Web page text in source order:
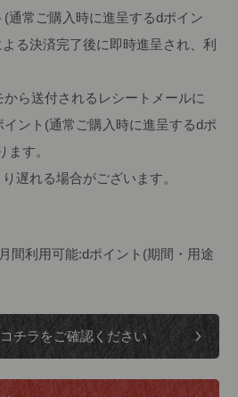
通常ご購入時に進呈するdポイン
る決済完了後に即時進呈され、利
ら送付されるレシートメールに
ント(通常ご購入時に進呈するdポ
ます。
遅れる場合がございます。
間利用可能:dポイント(期間・用途
チラをご確認ください